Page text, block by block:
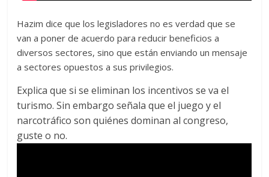
Hazim dice que los legisladores no es verdad que se
van a poner de acuerdo para reducir beneficios a
diversos sectores, sino que están enviando un mensaje
a sectores opuestos a sus privilegios.
Explica que si se eliminan los incentivos se va el
turismo. Sin embargo señala que el juego y el
narcotráfico son quiénes dominan al congreso,
guste o no.